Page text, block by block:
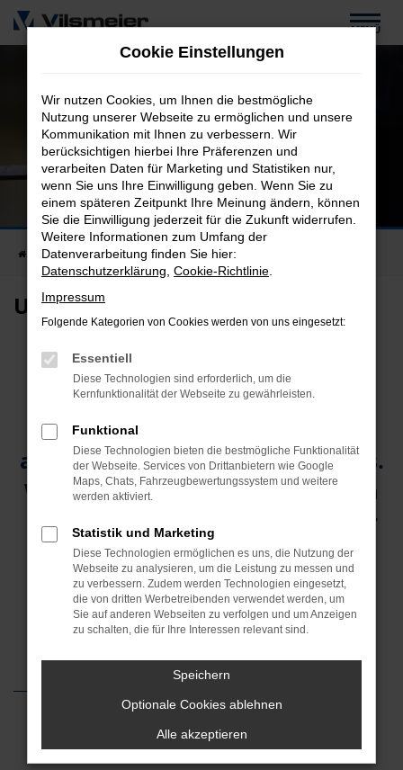
Zum
Hauptinhalt
MENÜ
Mitarbeiter
bei Rohrbiegetechnik Vilsmeier
Startseite Unternehmen Mitarbeiter
Unsere Mitarbeiter
Den Wert eines Unternehmens
machen nicht Gebäude und
Maschinen und
auch nicht seine Bankkonten aus.
Wertvoll an einem Unternehmen
sind nur die Menschen, die dafür
arbeiten
und der Geist, in dem sie es tun.
(Heinrich Nordhoff)
Cookie Einstellungen
Wir nutzen Cookies, um Ihnen die bestmögliche
Nutzung unserer Webseite zu ermöglichen und unsere
Kommunikation mit Ihnen zu verbessern. Wir
berücksichtigen hierbei Ihre Präferenzen und
verarbeiten Daten für Marketing und Statistiken nur,
wenn Sie uns Ihre Einwilligung geben. Wenn Sie zu
einem späteren Zeitpunkt Ihre Meinung ändern, können
Sie die Einwilligung jederzeit für die Zukunft widerrufen.
Weitere Informationen zum Umfang der
Datenverarbeitung finden Sie hier:
Datenschutzerklärung Cookie-Richtlinie
Impressum
Folgende Kategorien von Cookies werden von uns eingesetzt:
Essentiell
Diese Technologien sind erforderlich, um die
Kernfunktionalität der Webseite zu gewährleisten.
Funktional
Diese Technologien bieten die bestmögliche Funktionalität
der Webseite. Services von Drittanbietern wie Google
Maps, Chats, Fahrzeugbewertungssystem und weitere
werden aktiviert.
Statistik und Marketing
Diese Technologien ermöglichen es uns, die Nutzung der
Webseite zu analysieren, um die Leistung zu messen und
zu verbessern. Zudem werden Technologien eingesetzt,
die von dritten Werbetreibenden verwendet werden, um
Sie auf anderen Webseiten zu verfolgen und um Anzeigen
zu schalten, die für Ihre Interessen relevant sind.
Speichern
Optionale Cookies ablehnen
Alle akzeptieren